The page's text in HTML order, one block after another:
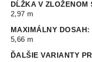
DĹŽKA V ZLOŽENOM
2,97 m
MAXIMÁLNY DOSAH :
5,66 m
ĎALŠIE VARIANTY